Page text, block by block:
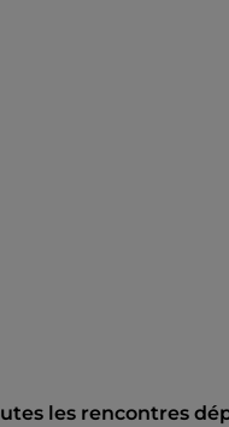
les rencontres